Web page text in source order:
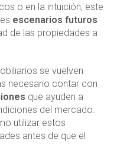
o en la intuición, este
escenarios futuros
de las propiedades a
se vuelven
necesario contar con
que ayuden a
del mercado.
utilizar estos
antes de que el